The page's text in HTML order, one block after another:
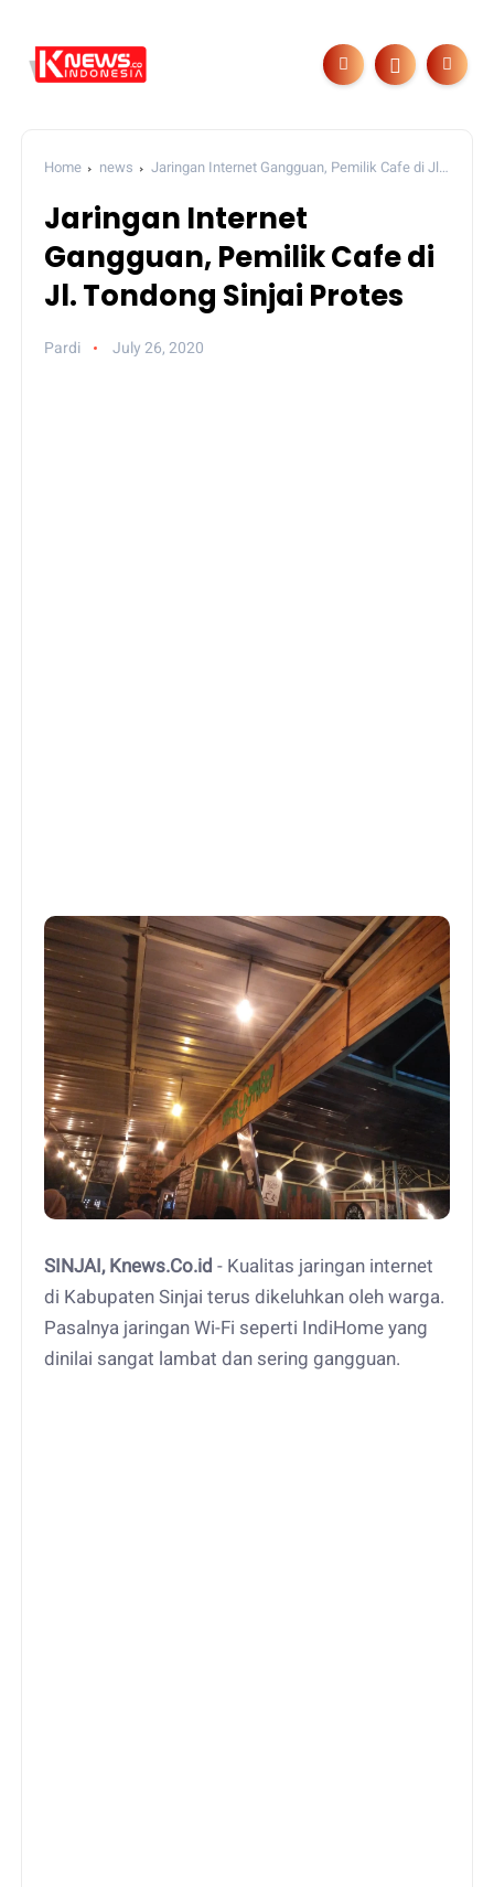
Home news
Jaringan Internet Gangguan, Pemilik Cafe di Jl.
Jaringan Internet
Gangguan, Pemilik Cafe di
Jl. Tondong Sinjai Protes
Pardi July 26, 2020
SINJAI, Knews.Co.id - Kualitas jaringan internet
di Kabupaten Sinjai terus dikeluhkan oleh warga.
Pasalnya jaringan Wi-Fi seperti IndiHome yang
dinilai sangat lambat dan sering gangguan.